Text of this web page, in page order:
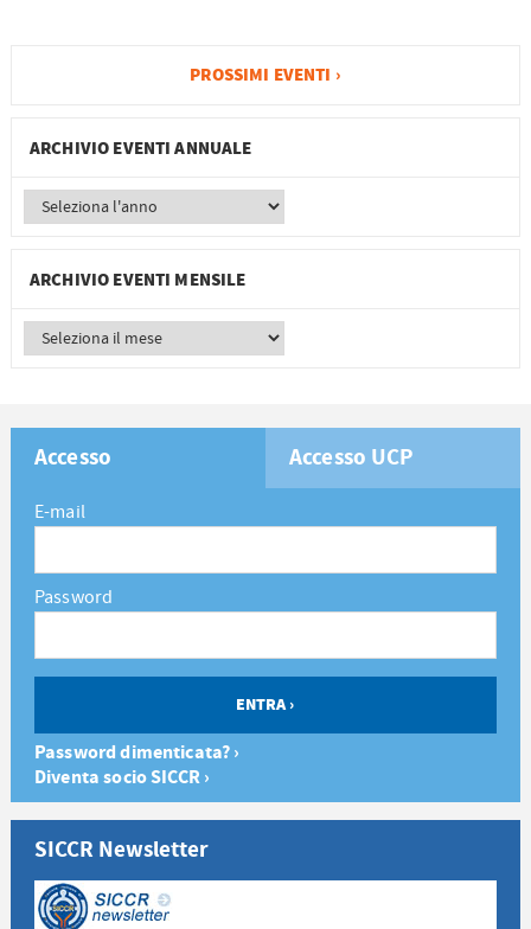
PROSSIMI EVENTI ›
ARCHIVIO EVENTI ANNUALE
ARCHIVIO EVENTI MENSILE
Accesso Accesso UCP
E-mail
Password
Password dimenticata? ›
Diventa socio SICCR ›
SICCR Newsletter